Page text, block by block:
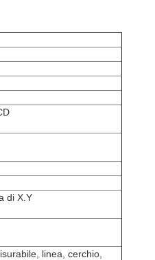
di X.Y
linea, cerchio,